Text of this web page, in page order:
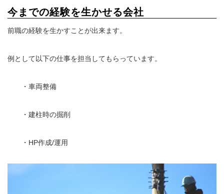
今までの経験を生かせる会社
前職の経験を生かすことが出来ます。
例として以下の仕事を担当してもらっています。
・車両整備
・建柱時の掘削
・HP作成/運用